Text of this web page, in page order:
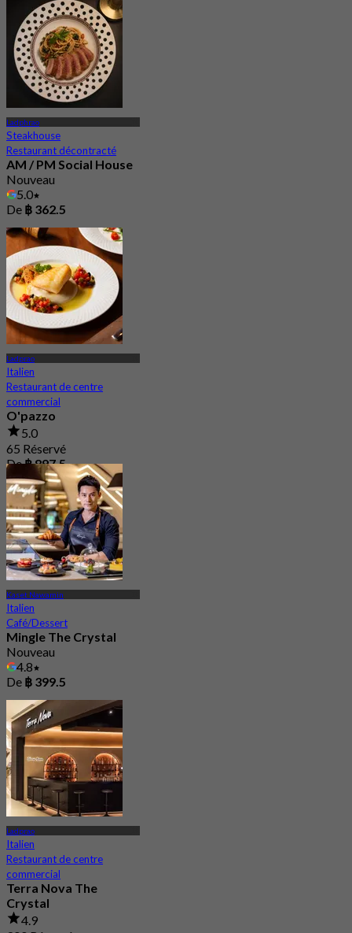
Ladphrao
Steakhouse
Restaurant décontracté
AM / PM Social House
Nouveau
5.0
De ฿ 362.5
Ladprao
Italien
Restaurant de centre
commercial
O'pazzo
5.0
65 Réservé
De฿ 897.5
Kaset Nawamin
Italien
Café/Dessert
Mingle The Crystal
Nouveau
4.8
De ฿ 399.5
Ladprao
Italien
Restaurant de centre
commercial
Terra Nova The
Crystal
4.9